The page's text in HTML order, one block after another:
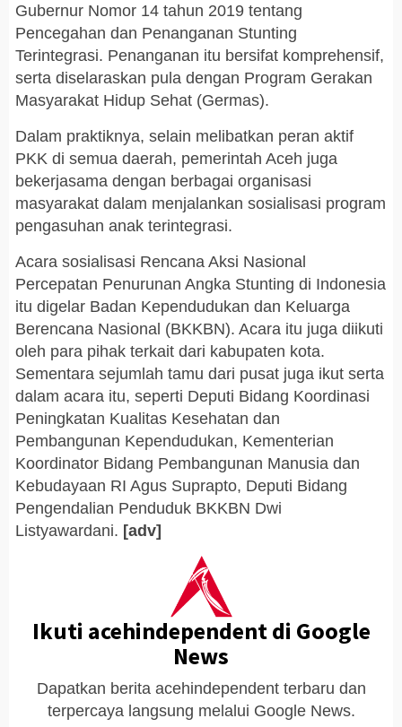
Gubernur Nomor 14 tahun 2019 tentang
Pencegahan dan Penanganan Stunting
Terintegrasi. Penanganan itu bersifat komprehensif,
serta diselaraskan pula dengan Program Gerakan
Masyarakat Hidup Sehat (Germas).
Dalam praktiknya, selain melibatkan peran aktif
PKK di semua daerah, pemerintah Aceh juga
bekerjasama dengan berbagai organisasi
masyarakat dalam menjalankan sosialisasi program
pengasuhan anak terintegrasi.
Acara sosialisasi Rencana Aksi Nasional
Percepatan Penurunan Angka Stunting di Indonesia
itu digelar Badan Kependudukan dan Keluarga
Berencana Nasional (BKKBN). Acara itu juga diikuti
oleh para pihak terkait dari kabupaten kota.
Sementara sejumlah tamu dari pusat juga ikut serta
dalam acara itu, seperti Deputi Bidang Koordinasi
Peningkatan Kualitas Kesehatan dan
Pembangunan Kependudukan, Kementerian
Koordinator Bidang Pembangunan Manusia dan
Kebudayaan RI Agus Suprapto, Deputi Bidang
Pengendalian Penduduk BKKBN Dwi
Listyawardani. [adv]
Ikuti acehindependent di Google
News
Dapatkan berita acehindependent terbaru dan
terpercaya langsung melalui Google News.